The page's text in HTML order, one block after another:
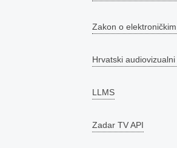
Zakon o
Hrvatski
LLMS
Zadar TV API